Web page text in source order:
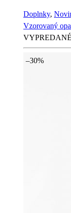
Doplnky,
Vzorovaný
–30%